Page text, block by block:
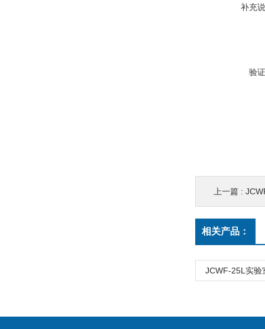
补充
验
上一篇 :
相关产品：
JCWF-25L实验